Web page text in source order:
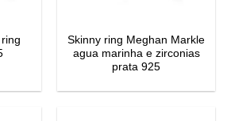
Skinny ring Meghan Markle
agua marinha e zirconias
prata 925